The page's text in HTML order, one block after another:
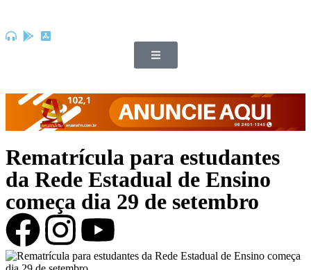
Rematrícula para estudantes
da Rede Estadual de Ensino
começa dia 29 de setembro